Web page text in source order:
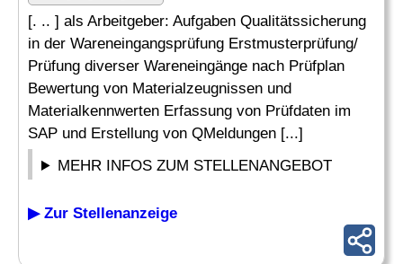
[. .. ] als Arbeitgeber: Aufgaben Qualitätssicherung
in der Wareneingangsprüfung Erstmusterprüfung/
Prüfung diverser Wareneingänge nach Prüfplan
Bewertung von Materialzeugnissen und
Materialkennwerten Erfassung von Prüfdaten im
SAP und Erstellung von QMeldungen [...]
MEHR INFOS ZUM STELLENANGEBOT
▶ Zur Stellenanzeige